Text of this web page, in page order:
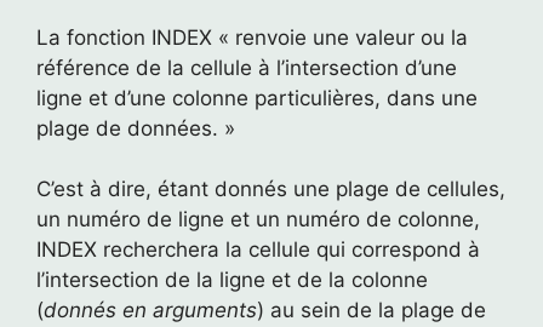
La fonction INDEX « renvoie une valeur ou la
référence de la cellule à l’intersection d’une
ligne et d’une colonne particulières, dans une
plage de données. »
C’est à dire, étant donnés une plage de cellules,
un numéro de ligne et un numéro de colonne,
INDEX recherchera la cellule qui correspond à
l’intersection de la ligne et de la colonne
(donnés en arguments) au sein de la plage de